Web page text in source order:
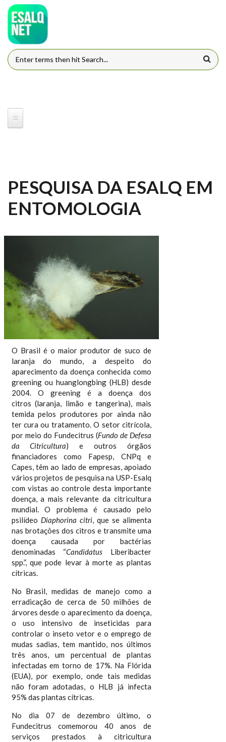
Pular para o conteúdo principal
FORMULÁRIO DE BUSCA
PESQUISA DA ESALQ EM
ENTOMOLOGIA
O Brasil é o maior produtor de suco de
laranja do mundo, a despeito do
aparecimento da doença conhecida como
greening ou huanglongbing (HLB) desde
2004. O greening é a doença dos
citros (laranja, limão e tangerina), mais
temida pelos produtores por ainda não
ter cura ou tratamento. O setor citrícola,
por meio do Fundecitrus (Fundo de Defesa
da Citricultura) e outros órgãos
financiadores como Fapesp, CNPq e
Capes, têm ao lado de empresas, apoiado
vários projetos de pesquisa na USP-Esalq
com vistas ao controle desta importante
doença, a mais relevante da citricultura
mundial. O problema é causado pelo
psilídeo Diaphorina citri, que se alimenta
nas brotações dos citros e transmite uma
doença causada por bactérias
denominadas “Candidatus Liberibacter
spp.”, que pode levar à morte as plantas
cítricas.
No Brasil, medidas de manejo como a
erradicação de cerca de 50 milhões de
árvores desde o aparecimento da doença,
o uso intensivo de inseticidas para
controlar o inseto vetor e o emprego de
mudas sadias, tem mantido, nos últimos
três anos, um percentual de plantas
infectadas em torno de 17%. Na Flórida
(EUA), por exemplo, onde tais medidas
não foram adotadas, o HLB já infecta
95% das plantas cítricas.
No dia 07 de dezembro último, o
Fundecitrus comemorou 40 anos de
serviços prestados à citricultura